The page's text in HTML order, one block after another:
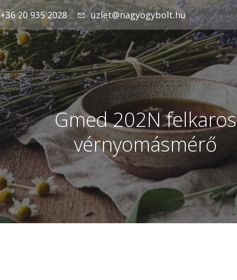
+36 20 935 2028 uzlet@nagyogybolt.hu
Gmed 202N felkaros
vérnyomásmérő